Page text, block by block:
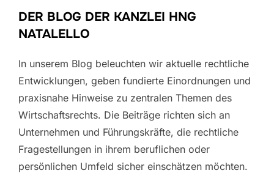
DER BLOG DER KANZLEI HNG
NATALELLO
In unserem Blog beleuchten wir aktuelle rechtliche
Entwicklungen, geben fundierte Einordnungen und
praxisnahe Hinweise zu zentralen Themen des
Wirtschaftsrechts. Die Beiträge richten sich an
Unternehmen und Führungskräfte, die rechtliche
Fragestellungen in ihrem beruflichen oder
persönlichen Umfeld sicher einschätzen möchten.